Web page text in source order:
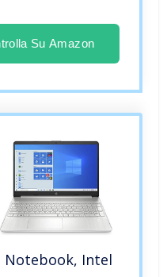
Su Amazon
Notebook, Intel